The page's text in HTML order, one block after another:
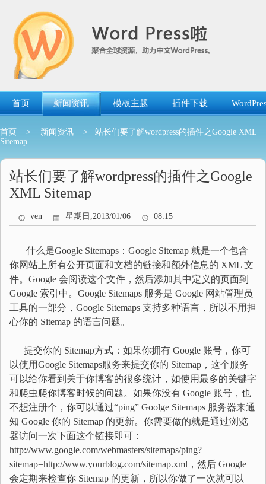
首页 新闻资讯 模板主题 插件下载
首页 > 新闻资讯
> 站长们要了解wordpress的插件之Google XML
Sitemap
站长们要了解wordpress的插件之Google
XML Sitemap
ven 星期日,2013/01/06 08:15
什么是Google Sitemaps：Google Sitemap 就是一个包含
你网站上所有公开页面和文档的链接和额外信息的 XML 文
件。Google 会阅读这个文件，然后添加其中定义的页面到
Google 索引中。Google Sitemaps 服务是 Google 网站管理员
工具的一部分，Google Sitemaps 支持多种语言，所以不用担
心你的 Sitemap 的语言问题。
提交你的 Sitemap方式：如果你拥有 Google 账号，你可
以使用Google Sitemaps服务来提交你的 Sitemap，这个服务
可以给你看到关于你博客的很多统计，如使用最多的关键字
和爬虫爬你博客时候的问题。如果你没有 Google 账号，也
不想注册个，你可以通过“ping” Goolge Sitemaps 服务器来通
知 Google 你的 Sitemap 的更新。你需要做的就是通过浏览
器访问一次下面这个链接即可：
http://www.google.com/webmasters/sitemaps/ping?
sitemap=http://www.yourblog.com/sitemap.xml，然后 Google
会定期来检查你 Sitemap 的更新，所以你做了一次就可以